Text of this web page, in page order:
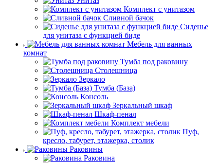
Комплект с унитазом
Сливной бачок
Сиденье
для унитаза с функцией биде
Мебель для ванных
комнат
Тумба под раковину
Столешница
Зеркало
Тумба (База)
Консоль
Зеркальный шкаф
Шкаф-пенал
Комплект мебели
Пуф,
кресло, табурет, этажерка, столик
Раковины
Раковина